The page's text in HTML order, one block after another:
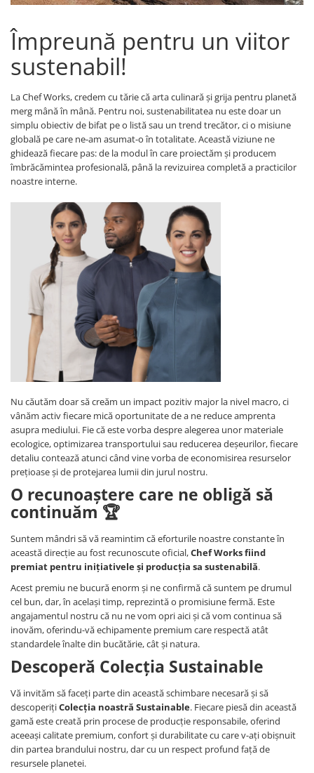
Împreună pentru un viitor
sustenabil!
La Chef Works, credem cu tărie că arta culinară și grija pentru planetă
merg mână în mână. Pentru noi, sustenabilitatea nu este doar un
simplu obiectiv de bifat pe o listă sau un trend trecător, ci o misiune
globală pe care ne-am asumat-o în totalitate. Această viziune ne
ghidează fiecare pas: de la modul în care proiectăm și producem
îmbrăcămintea profesională, până la revizuirea completă a practicilor
noastre interne.
Nu căutăm doar să creăm un impact pozitiv major la nivel macro, ci
vânăm activ fiecare mică oportunitate de a ne reduce amprenta
asupra mediului. Fie că este vorba despre alegerea unor materiale
ecologice, optimizarea transportului sau reducerea deșeurilor, fiecare
detaliu contează atunci când vine vorba de economisirea resurselor
prețioase și de protejarea lumii din jurul nostru.
O recunoaștere care ne obligă să
continuăm 🏆
Suntem mândri să vă reamintim că eforturile noastre constante în
această direcție au fost recunoscute oficial,Chef Works fiind
premiat pentru inițiativele și producția sa sustenabilă.
Acest premiu ne bucură enorm și ne confirmă că suntem pe drumul
cel bun, dar, în același timp, reprezintă o promisiune fermă. Este
angajamentul nostru că nu ne vom opri aici și că vom continua să
inovăm, oferindu-vă echipamente premium care respectă atât
standardele înalte din bucătărie, cât și natura.
Descoperă Colecția Sustainable
Vă invităm să faceți parte din această schimbare necesară și să
descoperițiColecția noastră Sustainable. Fiecare piesă din această
gamă este creată prin procese de producție responsabile, oferind
aceeași calitate premium, confort și durabilitate cu care v-ați obișnuit
din partea brandului nostru, dar cu un respect profund față de
resursele planetei.